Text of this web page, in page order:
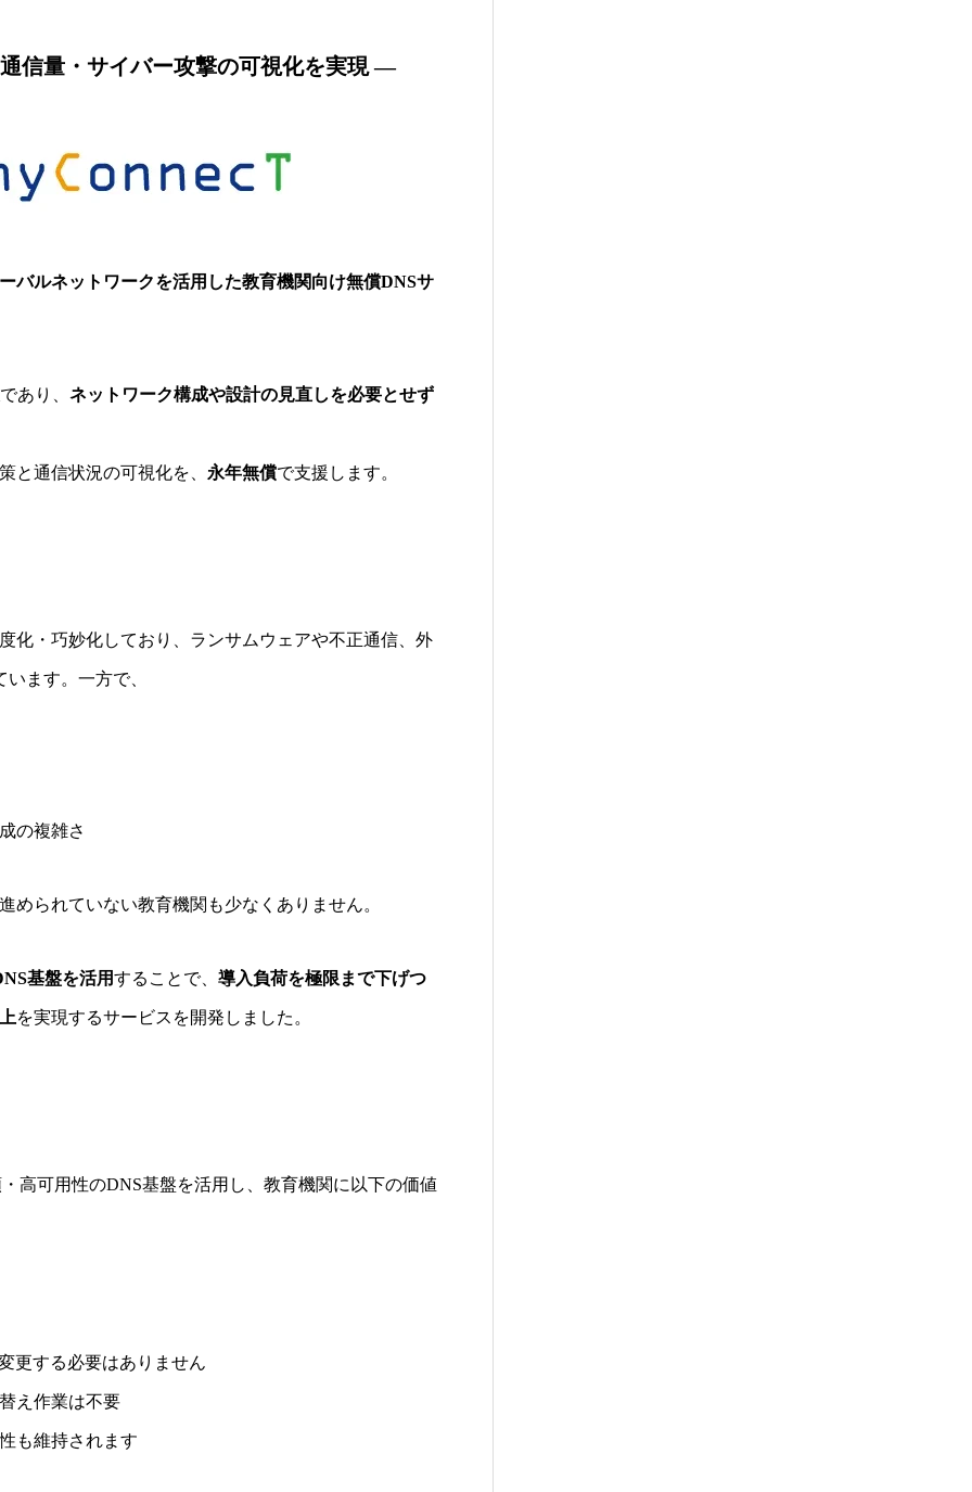
信量・サイバー攻撃の可視化を実現 ―
バルネットワークを活用した教育機関向け無償DNSサ
であり、 ネットワーク構成や設計の見直しを必要とせず
と通信状況の可視化を、 永年無償で支援します。
化・巧妙化しており、ランサムウェアや不正通信、外
ます。一方で、
の複雑さ
められていない教育機関も少なくありません。
基盤を活用することで、 導入負荷を極限まで下げつ
を実現するサービスを開発しました。
高可用性のDNS基盤を活用し、教育機関に以下の価値
更する必要はありません
え作業は不要
も維持されます